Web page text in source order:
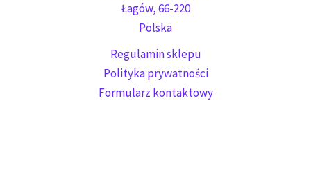
Łagów,66-220
Polska
Regulamin sklepu
Polityka prywatności
Formularz kontaktowy